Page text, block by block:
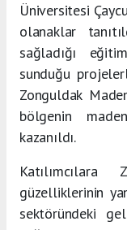
Üniversitesi
olanaklar
sağladığı
sunduğu
Zonguldak
bölgenin
kazanıldı.
güzelliklerinin
sektöründeki